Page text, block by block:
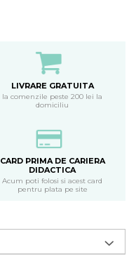
LIVRARE GRATUITA
la comenzile peste 200 lei la
domiciliu
CARD PRIMA DE CARIERA
DIDACTICA
Acum poti folosi si acest card
pentru plata pe site